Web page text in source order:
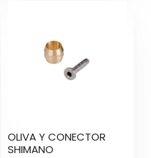
OLIVA Y CONECTOR
SHIMANO